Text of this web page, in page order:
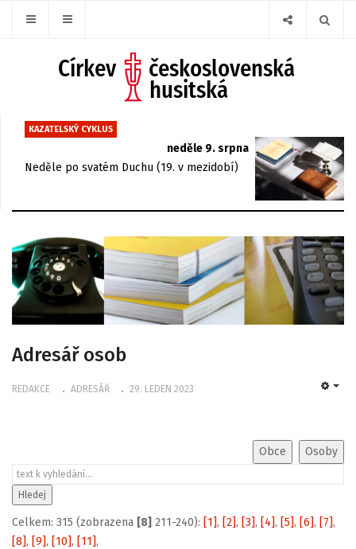
KAZATELSKÝ CYKLUS
neděle 9. srpna
Neděle po svatém Duchu (19. v mezidobí)
Adresář osob
REDAKCE ADRESÁŘ 29. LEDEN 2023
Celkem: 315 (zobrazena [8] 211-240): [1], [2], [3], [4], [5], [6], [7],
[8], [9], [10], [11],